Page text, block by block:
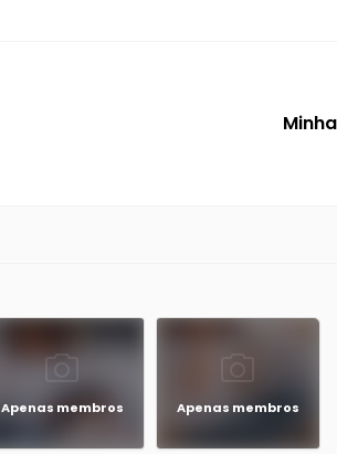
Apenas membros Apenas membros